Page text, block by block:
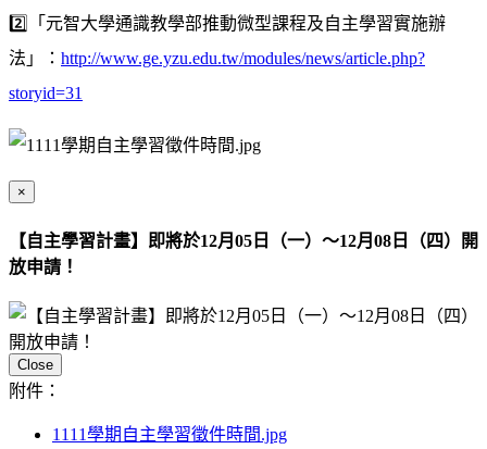
2️⃣
️️「元智大學通識教學部推動微型課程及自主學習實施辦
法」： http://www.ge.yzu.edu.tw/modules/news/article.php?
storyid=31
×
【自主學習計畫】即將於12月05日（一）～12月08日（四）開
放申請！
Close
附件：
1111學期自主學習徵件時間.jpg